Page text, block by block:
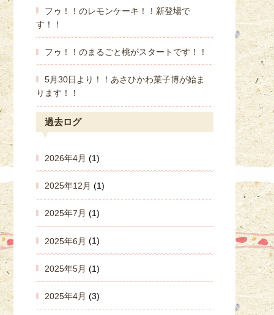
フゥ！！のレモンケーキ！！新登場で
す！！
フゥ！！のまるごと桃がスタートです！！
5月30日より！！あさひかわ菓子博が始ま
ります！！
過去ログ
2026年4月 (1)
2025年12月 (1)
2025年7月 (1)
2025年6月 (1)
2025年5月 (1)
2025年4月 (3)